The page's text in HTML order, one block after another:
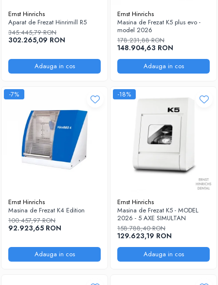
Ernst Hinrichs
Aparat de Frezat Hinrimill R5
345.445,79 RON
302.265,09 RON
Adauga in cos
Ernst Hinrichs
Masina de Frezat K5 plus evo -
model 2026
178.231,88 RON
148.904,63 RON
Adauga in cos
-7%
Ernst Hinrichs
Masina de Frezat K4 Edition
100.457,97 RON
92.923,65 RON
Adauga in cos
-18%
Ernst Hinrichs
Masina de Frezat K5 - MODEL
2026 - 5 AXE SIMULTAN
158.788,40 RON
129.623,19 RON
Adauga in cos